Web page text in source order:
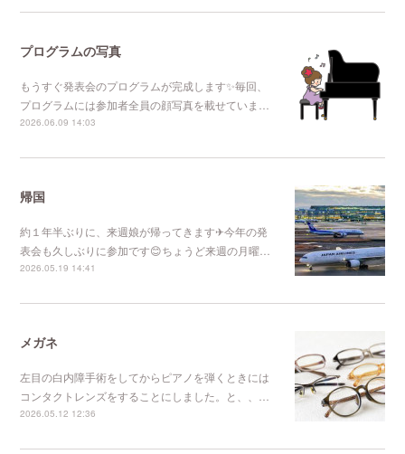
プログラムの写真
もうすぐ発表会のプログラムが完成します✨毎回、
プログラムには参加者全員の顔写真を載せていま…
2026.06.09 14:03
帰国
約１年半ぶりに、来週娘が帰ってきます✈今年の発
表会も久しぶりに参加です😊ちょうど来週の月曜…
2026.05.19 14:41
メガネ
左目の白内障手術をしてからピアノを弾くときには
コンタクトレンズをすることにしました。と、、…
2026.05.12 12:36